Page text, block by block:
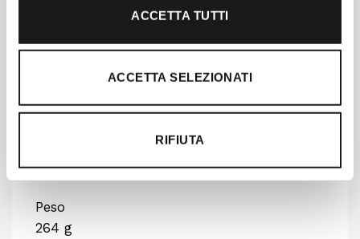
ACCETTA TUTTI
ACCETTA SELEZIONATI
RIFIUTA
indica che Patagonia ha corrisposto una
prodotto
Prodotto in Sri Lanka.
Peso
264 g